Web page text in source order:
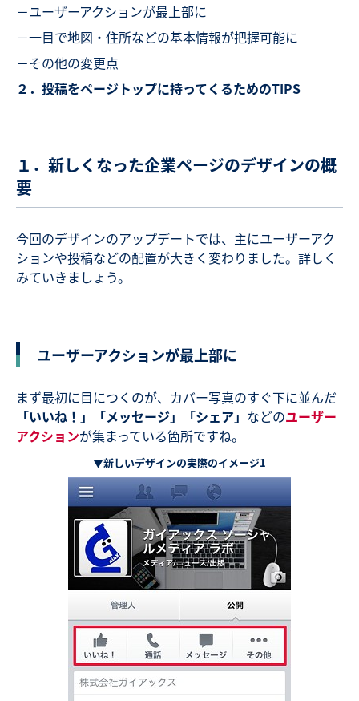
－ユーザーアクションが最上部に
－一目で地図・住所などの基本情報が把握可能に
－その他の変更点
２．投稿をページトップに持ってくるためのTIPS
１．新しくなった企業ページのデザインの概
要
今回のデザインのアップデートでは、主にユーザーアク
ションや投稿などの配置が大きく変わりました。詳しく
みていきましょう。
ユーザーアクションが最上部に
まず最初に目につくのが、カバー写真のすぐ下に並んだ
「いいね！」
「メッセージ」 「シェア」 などのユーザー
アクションが集まっている箇所ですね。
▼新しいデザインの実際のイメージ1